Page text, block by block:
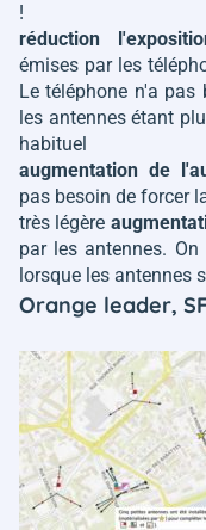
!
réduction
émises par les
Le téléphone n'a pas
les antennes étant
habituel
augmentation de
pas besoin de forcer
très légère
par les antennes.
lorsque les antennes
Orange leader,